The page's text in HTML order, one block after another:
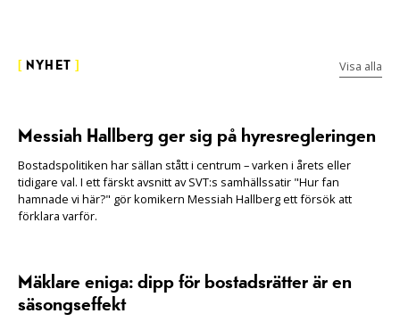
NYHET Visa alla
Messiah Hallberg ger sig på hyresregleringen
Bostadspolitiken har sällan stått i centrum – varken i årets eller
tidigare val. I ett färskt avsnitt av SVT:s samhällssatir "Hur fan
hamnade vi här?" gör komikern Messiah Hallberg ett försök att
förklara varför.
Mäklare eniga: dipp för bostadsrätter är en
säsongseffekt